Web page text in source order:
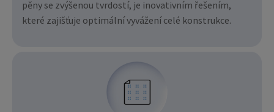
pěny se zvýšenou tvrdostí, je inovativním řešením,
které zajišťuje optimální vyvážení celé konstrukce.